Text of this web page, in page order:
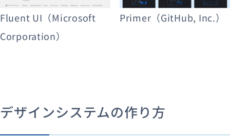
Fluent UI（Microsoft
Corporation）
Primer（GitHub, Inc.）
デザインシステムの作り方